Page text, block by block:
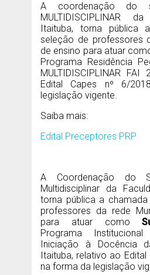
A coordenação do
MULTIDISCIPLINAR
Itaituba, torna pública
seleção de professores
de ensino para atuar
Programa Residência
MULTIDISCIPLINAR
Edital Capes nº 6/
legislação vigente.
Saiba mais:
Edital Preceptores PRP
A Coordenação do
Multidisciplinar da
torna pública a
professores da rede
para atuar como
Programa
Iniciação à Docência
Itaituba, relativo ao Edital
na forma da legislação